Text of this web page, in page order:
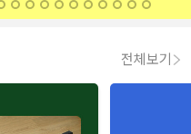
전체보기